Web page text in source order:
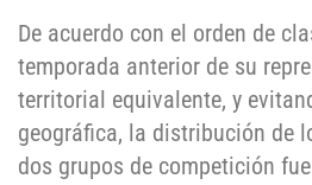
De acuerdo con el orden de
temporada anterior de su
territorial equivalente, y
geográfica, la distribución de
dos grupos de competición